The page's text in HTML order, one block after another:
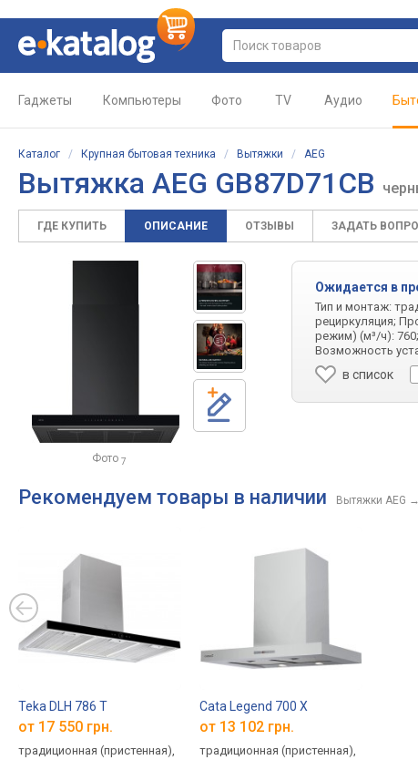
Гаджеты Компьютеры Фото TV Аудио
Каталог / Крупная бытовая техника / Вытяжки / AEG
Вытяжка AEG GB87D71CB
ГДЕ КУПИТЬ ОПИСАНИЕ ОТЗЫВЫ ЗАДАТЬ
Фото 7
Ожидается в
Тип и монтаж:
рециркуляция;
режим) (м³/ч):
Возможность
в список
Рекомендуем товары в наличии Вытяжки AEG →
Teka DLH 786 T
от 17 550 грн.
традиционная (пристенная),
Cata Legend 700 X
от 13 102 грн.
традиционная (пристенная),